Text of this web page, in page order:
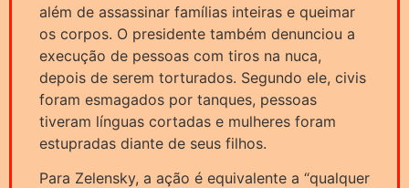
além de assassinar famílias inteiras e queimar
os corpos. O presidente também denunciou a
execução de pessoas com tiros na nuca,
depois de serem torturados. Segundo ele, civis
foram esmagados por tanques, pessoas
tiveram línguas cortadas e mulheres foram
estupradas diante de seus filhos.
Para Zelensky, a ação é equivalente a “qualquer